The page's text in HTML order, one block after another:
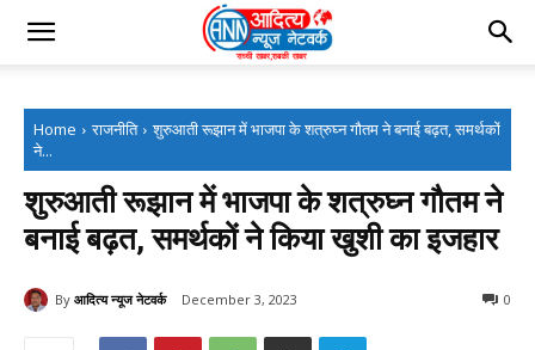
Home राजनीति
शुरुआती रूझान में भाजपा के शत्रुघ्न गौतम ने बनाई बढ़त, समर्थकों
ने...
शुरुआती रूझान में भाजपा के शत्रुघ्न गौतम ने
बनाई बढ़त, समर्थकों ने किया खुशी का इजहार
By आदित्य न्यूज नेटवर्क December 3, 2023 0